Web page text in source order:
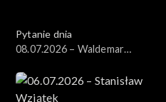
Pytanie dnia
08.07.2026 – Waldemar